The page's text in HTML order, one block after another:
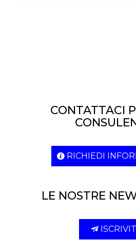
CONTATTACI
RICHIEDI
LE NOSTRE
ISCRIVITI